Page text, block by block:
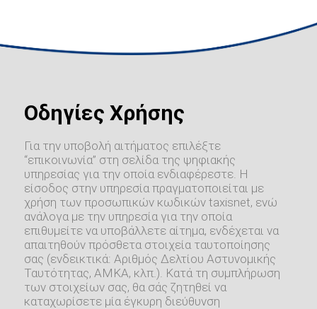
Οδηγίες Χρήσης
Για την υποβολή αιτήματος επιλέξτε
“επικοινωνία” στη σελίδα της ψηφιακής
υπηρεσίας για την οποία ενδιαφέρεστε. Η
είσοδος στην υπηρεσία πραγματοποιείται με
χρήση των προσωπικών κωδικών taxisnet, ενώ
ανάλογα με την υπηρεσία για την οποία
επιθυμείτε να υποβάλλετε αίτημα, ενδέχεται να
απαιτηθούν πρόσθετα στοιχεία ταυτοποίησης
σας (ενδεικτικά: Αριθμός Δελτίου Αστυνομικής
Ταυτότητας, ΑΜΚΑ, κλπ.). Κατά τη συμπλήρωση
των στοιχείων σας, θα σάς ζητηθεί να
καταχωρίσετε μία έγκυρη διεύθυνση